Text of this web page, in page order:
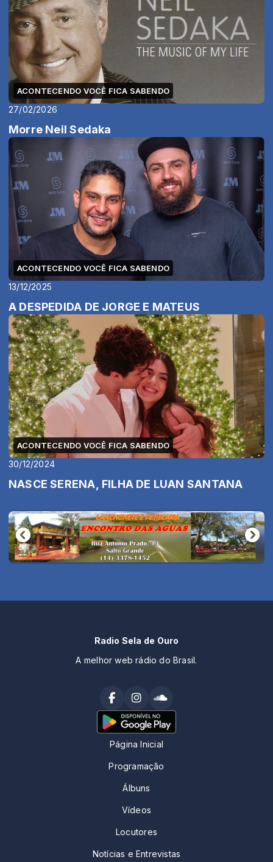
ACONTECENDO VOCÊ FICA SABENDO
27/02/2026
Morre Neil Sedaka
ACONTECENDO VOCÊ FICA SABENDO
13/12/2025
A DESPEDIDA DE JORGE E MATEUS
ACONTECENDO VOCÊ FICA SABENDO
30/12/2024
NASCE SERENA, FILHA DE LUAN SANTANA
Radio Sela de Ouro
A melhor web rádio do Brasil.
Página Inicial
Programação
Álbuns
Vídeos
Locutores
Notícias e Entrevistas